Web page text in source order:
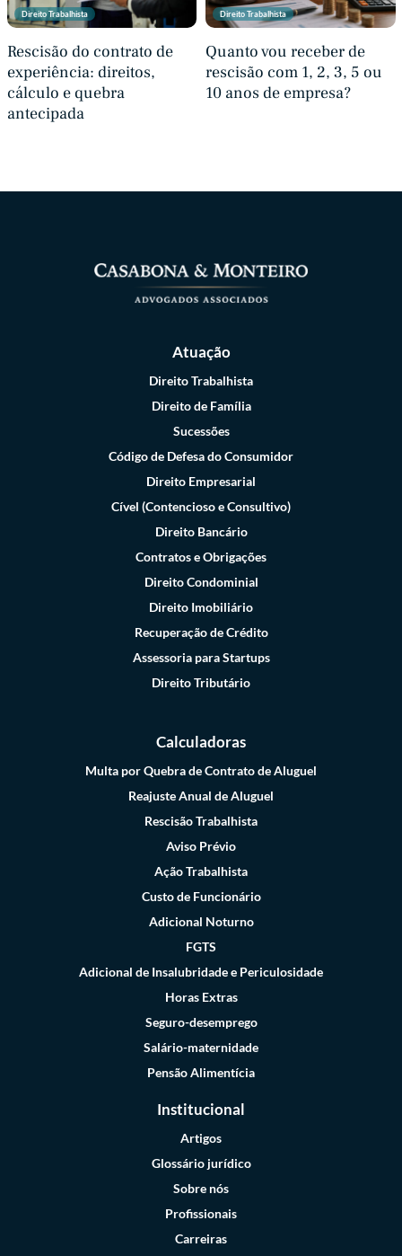
Direito Trabalhista
Rescisão do contrato de
experiência: direitos,
cálculo e quebra
antecipada
Direito Trabalhista
Quanto vou receber de
rescisão com 1, 2, 3, 5 ou
10 anos de empresa?
Atuação
Direito Trabalhista
Direito de Família
Sucessões
Código de Defesa do Consumidor
Direito Empresarial
Cível (Contencioso e Consultivo)
Direito Bancário
Contratos e Obrigações
Direito Condominial
Direito Imobiliário
Recuperação de Crédito
Assessoria para Startups
Direito Tributário
Calculadoras
Multa por Quebra de Contrato de Aluguel
Reajuste Anual de Aluguel
Rescisão Trabalhista
Aviso Prévio
Ação Trabalhista
Custo de Funcionário
Adicional Noturno
FGTS
Adicional de Insalubridade e Periculosidade
Horas Extras
Seguro-desemprego
Salário-maternidade
Pensão Alimentícia
Institucional
Artigos
Glossário jurídico
Sobre nós
Profissionais
Carreiras